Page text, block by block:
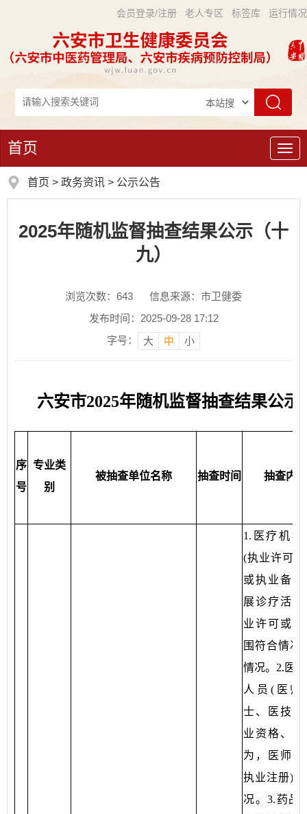
会员登录/注册 老人专区 标签库 运行情况
导
首页
首页 > 政务资讯 > 公示公告
2025年随机监督抽查结果公示（十
九）
浏览次数： 643
信息来源：市卫健委
发布时间：2025-09-28 17:12
字号：
大 中 小
六安市2025年随机监督抽查结果公示
序
号
专业类
别
被抽查单位名称 抽查时间 抽查内容
1.医疗机构
(执业许可
或执业备案
展诊疗活动
业许可或备
围符合情况
情况。2.医
人员(医师
士、医技人
业资格、执
为，医师、
执业注册)
况。3.药品(